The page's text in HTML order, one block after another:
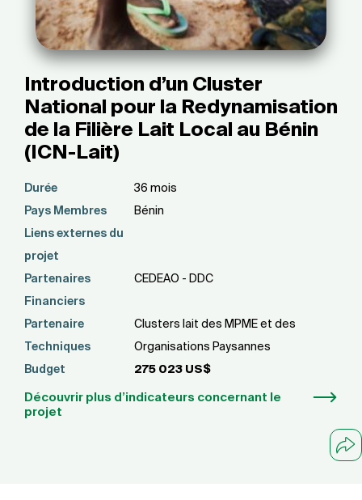
Introduction d’un Cluster
National pour la Redynamisation
de la Filière Lait Local au Bénin
(ICN-Lait)
Durée
36 mois
Pays Membres
Bénin
Liens externes du
projet
Partenaires
Financiers
CEDEAO - DDC
Partenaire
Techniques
Clusters lait des MPME et des
Organisations Paysannes
Budget
275 023 US$
Découvrir plus d’indicateurs concernant le
projet